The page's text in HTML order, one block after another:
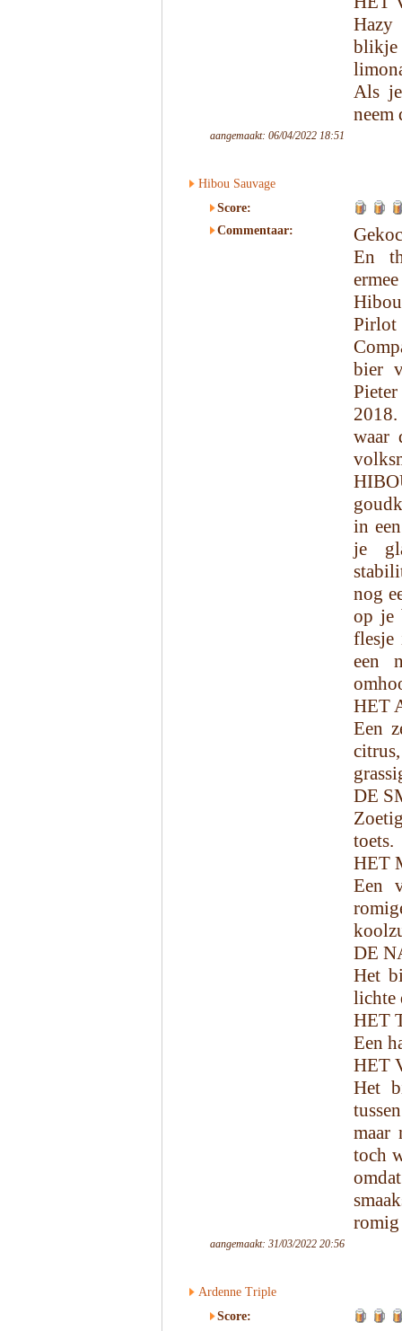
blikje
Als
neem
aangemaakt: 06/04/2022 18:51
Hibou Sauvage
Score:
Commentaar:
En
Pirlot
bier
waar
in
je
nog
op je
flesje
een
HET
Een
DE
toets.
HET
Een
DE
Het
lichte
HET
Een
HET
Het
maar
toch
romig
aangemaakt: 31/03/2022 20:56
Ardenne Triple
Score: